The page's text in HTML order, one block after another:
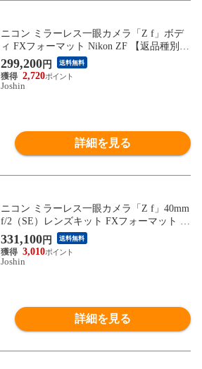
ニコン ミラーレス一眼カメラ「Z f」ボデ
ィ FXフォーマット Nikon ZF 【返品種別
A】
299,200円 送料無料
2,720
Joshin
詳細を見る
ニコン ミラーレス一眼カメラ「Z f」40mm
f/2（SE）レンズキット FXフォーマット Ni
kon ZFLK40SE 【返品種別A】
331,100円 送料無料
3,010
Joshin
詳細を見る